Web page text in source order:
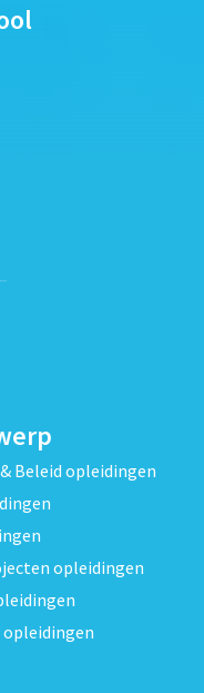
Beleid opleidingen
opleidingen